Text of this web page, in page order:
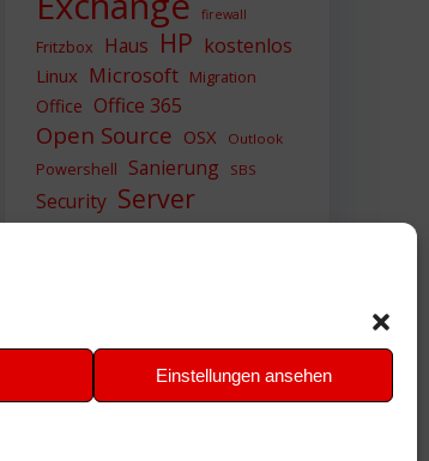
Einstellungen ansehen
firewall
Fritzbox Haus HP kostenlos
Linux Microsoft Migration
Office Office 365
Open Source OSX Outlook
Powershell Sanierung SBS
Security Server
Sicherheit SIEM
VMWare VPN WAZUH
Windows Zertifikat